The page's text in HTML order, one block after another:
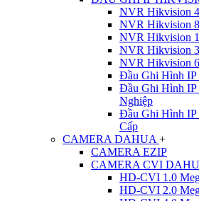
NVR Hikvision
NVR Hikvision
NVR Hikvision
NVR Hikvision
NVR Hikvision
Đầu Ghi Hình IP
Đầu Ghi Hình IP
Nghiệp
Đầu Ghi Hình IP
Cấp
CAMERA DAHUA +
CAMERA EZIP
CAMERA CVI
HD-CVI 1.0
HD-CVI 2.0